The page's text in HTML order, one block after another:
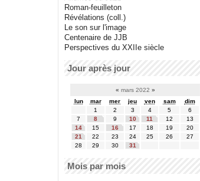
Roman-feuilleton
Révélations (coll.)
Le son sur l'image
Centenaire de JJB
Perspectives du XXIIe siècle
Jour après jour
« mars 2022 »
lun
mar mer jeu ven sam
dim
1
2 3 4 5
6
7
8 9 10 11 12
13
14
15 16 17 18 19
20
21
22 23 24 25 26
27
28
29 30 31
Mois par mois